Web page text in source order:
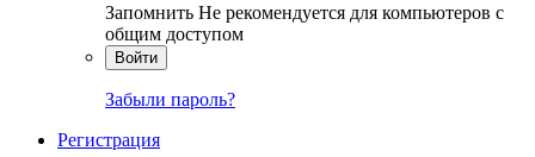
Запомнить Не рекомендуется для компьютеров с
общим доступом
Войти
Забыли пароль?
Регистрация